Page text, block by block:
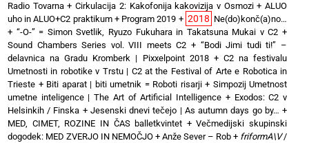
Radio Tovarna+Cirkulacija 2: Kakofonija kakovizija v Osmozi+ALUO
uho in ALUO+C2 praktikum+ Program 2019 + 2018 Ne(do)konč(a)no…
+ “-O-” = Simon Svetlik, Ryuzo Fukuhara in Takatsuna Mukai v C2 +
Sound Chambers Series vol. VIII meets C2 + “Bodi Jimi tudi ti!” –
delavnica na Gradu Kromberk | Pixxelpoint 2018+ C2 na festivalu
Umetnosti in robotike v Trstu | C2 at the Festival of Arte e Robotica in
Trieste + Biti aparat | biti umetnik = Roboti risarji+ Simpozij Umetnost
umetne inteligence | The Art of Artificial Intelligence + Exodos: C2 v
Helsinkih / Finska + Jesenski dnevi tečejo | As autumn days go by… +
MED, CIMET, ROZINE IN ČAS balletkvintet +Večmedijski skupinski
dogodek: MED ZVERJO IN NEMOČJO + Anže Sever – Rob + friformA\V/